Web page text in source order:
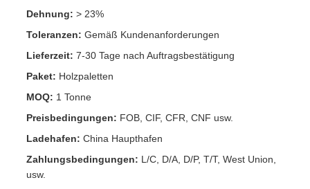
Dehnung: > 23%
Toleranzen: Gemäß Kundenanforderungen
Lieferzeit: 7-30 Tage nach Auftragsbestätigung
Paket: Holzpaletten
MOQ: 1 Tonne
Preisbedingungen: FOB, CIF, CFR, CNF usw.
Ladehafen: China Haupthafen
Zahlungsbedingungen: L/C, D/A, D/P, T/T, West Union,
usw.